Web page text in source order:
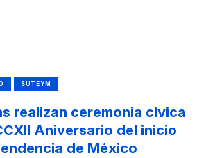
SUTEYM
realizan ceremonia cívica
Aniversario del inicio
de México